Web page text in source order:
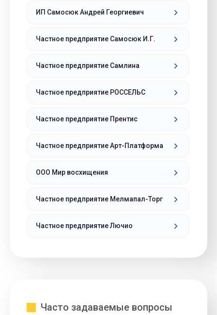
ИП Самосюк Андрей Георгиевич
Частное предприятие Самосюк И.Г.
Частное предприятие Самлина
Частное предприятие РОССЕЛЬС
Частное предприятие Прентис
Частное предприятие Арт-Платформа
ООО Мир восхищения
Частное предприятие Мелмапал-Торг
Частное предприятие Лючио
Часто задаваемые вопросы